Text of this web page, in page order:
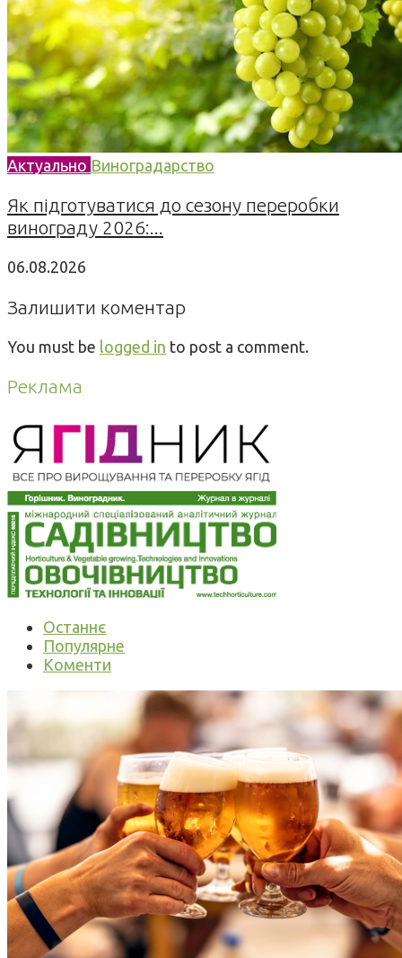
Актуально Виноградарство
Як підготуватися до сезону переробки
винограду 2026:...
06.08.2026
Залишити коментар
You must be logged in to post a comment.
Реклама
Останнє
Популярне
Коменти